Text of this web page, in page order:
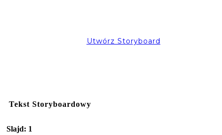
Utwórz Storyboard
Tekst Storyboardowy
Slajd: 1